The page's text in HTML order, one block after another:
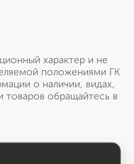
характер и не
положениями ГК
о наличии, видах,
товаров обращайтесь в